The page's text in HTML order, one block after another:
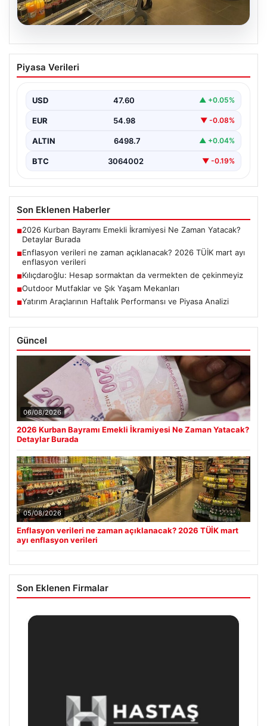
Enflasyon verileri ne zaman
açıklanacak? 2026 TÜİK mart ayı
Piyasa Verileri
USD 47.60 ▲ +0.05%
EUR 54.98 ▼ -0.08%
ALTIN 6498.7 ▲ +0.04%
BTC 3064002 ▼ -0.19%
Son Eklenen Haberler
■2026 Kurban Bayramı Emekli İkramiyesi Ne Zaman Yatacak?
Detaylar Burada
■Enflasyon verileri ne zaman açıklanacak? 2026 TÜİK mart ayı
enflasyon verileri
■Kılıçdaroğlu: Hesap sormaktan da vermekten de çekinmeyiz
■Outdoor Mutfaklar ve Şık Yaşam Mekanları
■Yatırım Araçlarının Haftalık Performansı ve Piyasa Analizi
Güncel
06/08/2026
2026 Kurban Bayramı Emekli İkramiyesi Ne Zaman Yatacak?
Detaylar Burada
05/08/2026
Enflasyon verileri ne zaman açıklanacak? 2026 TÜİK mart
ayı enflasyon verileri
Son Eklenen Firmalar